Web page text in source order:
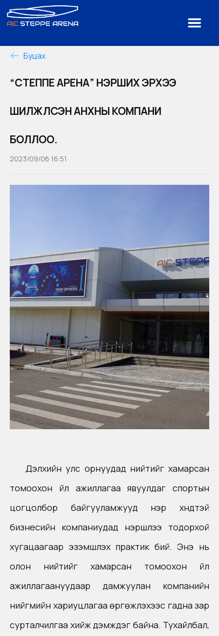
Буцах
“СТЕППЕ АРЕНА” НЭРШИХ ЭРХЭЭ
ШИЛЖҮҮЛСЭН АНХНЫ КОМПАНИ
БОЛЛОО.
2023/09/06 16:51
Дэлхийн улс орнуудад нийтийг хамарсан
томоохон үйл ажиллагаа явуулдаг спортын
цогцолбор байгууламжууд нэр хүндтэй
бизнесийн компаниудад нэршлээ тодорхой
хугацаагаар эзэмшүүлэх практик бий. Энэ нь
олон нийтийг хамарсан томоохон үйл
ажиллагаануудаар дамжуулан компанийн
нийгмийн хариуцлагаа өргөжүүлэхээс гадна зар
сурталчилгаа хийж дэмждэг байна. Тухайлбал,